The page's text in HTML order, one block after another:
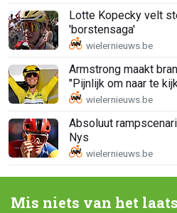
Lotte Kopecky velt
'borstensaga'
Armstrong maakt
"Pijnlijk om naar te
Absoluut
Nys
Mis niets van het